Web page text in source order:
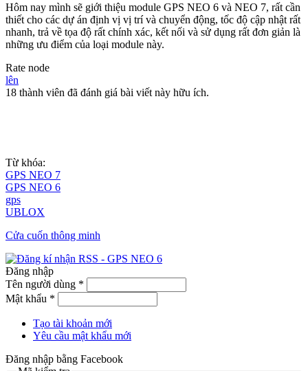
Hôm nay mình sẽ giới thiệu module GPS NEO 6 và NEO 7, rất cần
thiết cho các dự án định vị vị trí và chuyển động, tốc độ cập nhật rất
nhanh, trả về tọa độ rất chính xác, kết nối và sử dụng rất đơn giản là
những ưu điểm của loại module này.
Rate node
lên
18 thành viên đã đánh giá bài viết này hữu ích.
Từ khóa:
GPS NEO 7
GPS NEO 6
gps
UBLOX
Cửa cuốn thông minh
Đăng nhập
Tên người dùng *
Mật khẩu *
Tạo tài khoản mới
Yêu cầu mật khẩu mới
Đăng nhập bằng Facebook